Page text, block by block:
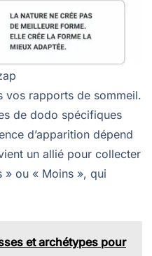
vos rapports de sommeil.
de dodo spécifiques
d’apparition dépend
un allié pour collecter
» ou « Moins », qui
et archétypes pour